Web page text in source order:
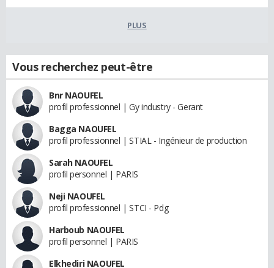
PLUS
Vous recherchez peut-être
Bnr NAOUFEL
profil professionnel | Gy industry - Gerant
Bagga NAOUFEL
profil professionnel | STIAL - Ingénieur de production
Sarah NAOUFEL
profil personnel | PARIS
Neji NAOUFEL
profil professionnel | STCI - Pdg
Harboub NAOUFEL
profil personnel | PARIS
Elkhediri NAOUFEL